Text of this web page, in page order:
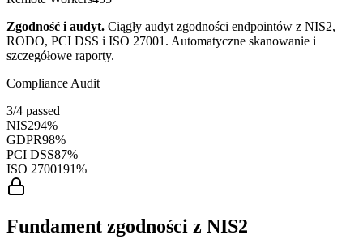
Zgodność i audyt. Ciągły audyt zgodności endpointów z NIS2,
RODO, PCI DSS i ISO 27001. Automatyczne skanowanie i
szczegółowe raporty.
Compliance Audit
3/4 passed
NIS294%
GDPR98%
PCI DSS87%
ISO 2700191%
Fundament zgodności z NIS2